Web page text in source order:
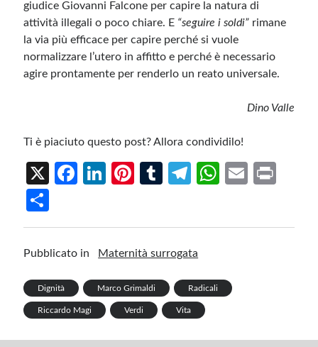
giudice Giovanni Falcone per capire la natura di
attività illegali o poco chiare. E “seguire i soldi” rimane
la via più efficace per capire perché si vuole
normalizzare l’utero in affitto e perché è necessario
agire prontamente per renderlo un reato universale.
Dino Valle
Ti è piaciuto questo post? Allora condividilo!
X
Fa
o
k
Li
n
Pi
t
T
r
Te
m
W
p
E
h
ar
Pubblicato in Maternità surrogata
Dignità Marco Grimaldi Radicali
Riccardo Magi Verdi Vita